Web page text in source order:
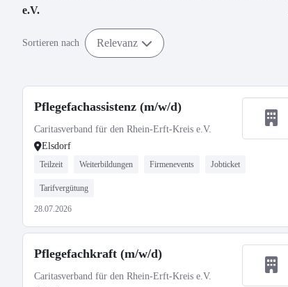
e.V.
Sortieren nach Relevanz
Pflegefachassistenz (m/w/d)
Caritasverband für den Rhein-Erft-Kreis e.V.
Elsdorf
Teilzeit Weiterbildungen Firmenevents Jobticket
Tarifvergütung
28.07.2026
Pflegefachkraft (m/w/d)
Caritasverband für den Rhein-Erft-Kreis e.V.